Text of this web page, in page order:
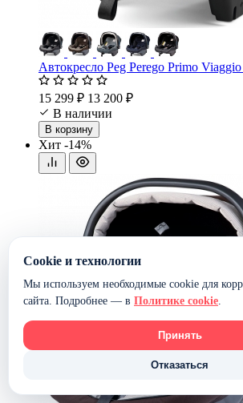
Автокресло Peg Perego Primo
15 299 ₽ 13 200 ₽
В наличии
В корзину
Хит -14%
Cookie и технологии
Мы используем необходимые cookie для
сайта. Подробнее — в Политике cookie.
Принять
Отказаться